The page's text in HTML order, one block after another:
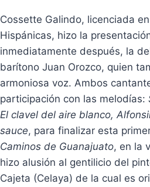
Cossette Galindo, licenciada
Hispánicas, hizo la
inmediatamente después, la
barítono Juan Orozco, quien
armoniosa voz. Ambos
participación con las melodías:
El clavel del aire blanco,
sauce, para finalizar esta
Caminos de Guanajuato, en la
hizo alusión al gentilicio del
Cajeta (Celaya) de la cual es